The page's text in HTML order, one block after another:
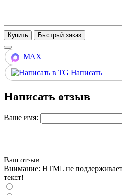
Купить
MAX
Написать
Написать отзыв
Ваше имя:
Ваш отзыв
Внимание: HTML не
текст!